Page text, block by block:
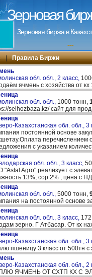
Зерновая
Зерновая биржа в
---
| Правила Биржи
обл. обл., 2 класс,
ячмень с хозяйства от
обл. обл., 1000 тонн,
selhozbaza.kz/ сайт для
Казахстанская обл. обл., 3
постоянной основе
перечислением
с указанием
обл. обл., 3 класс,
"Astal Agro" реализует с
13%, сор 2% , цена с
обл. обл., 5000 тонн,
на постоянной основе
обл. обл., 3 класс,
зерно. Г Атбасар. От кх
Казахстанская обл. обл., 3
пшеницу 3 класс от 500тн
Казахстанская обл. обл., 2
ЯЧМЕНЬ ОТ СХТП КХ С